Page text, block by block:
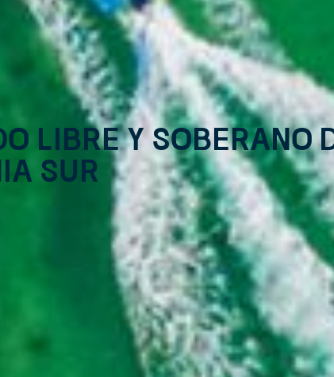
Libre y Soberano
Sur